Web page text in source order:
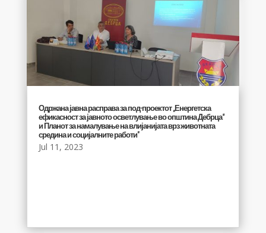
Одржана јавна расправа за под-проектот „Енергетска
ефикасност за јавното осветлување во општина Дебрца“
и Планот за намалување на влијанијата врз животната
средина и социјалните работи”
Jul 11, 2023